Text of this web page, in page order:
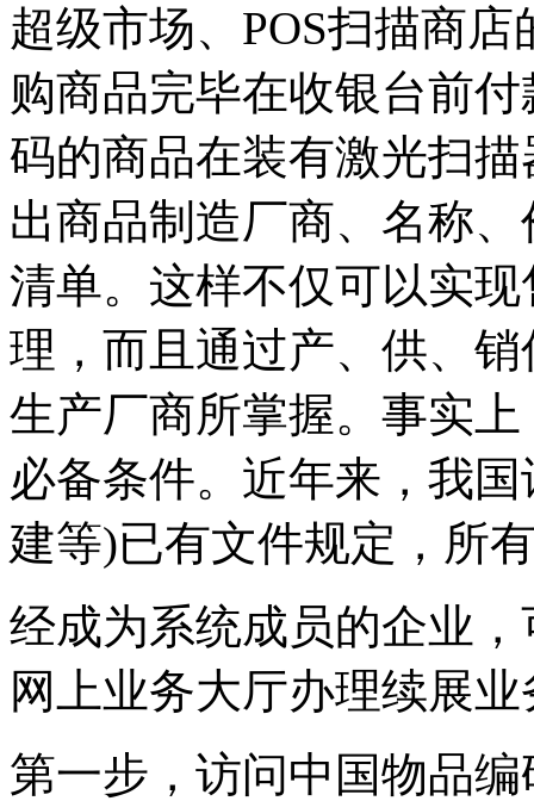
超级市场、POS扫描商
购商品完毕在收银台前
码的商品在装有激光扫
出商品制造厂商、名称
清单。这样不仅可以实
理，而且通过产、供、
生产厂商所掌握。事实
必备条件。近年来，我
建等)已有文件规定，所
经成为系统成员的企业
网上业务大厅办理续展业
第一步，访问中国物品